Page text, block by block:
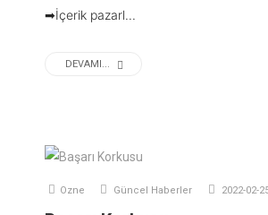
➡İçerik pazarl...
DEVAMI...
Ozne Güncel Haberler 2022-02-